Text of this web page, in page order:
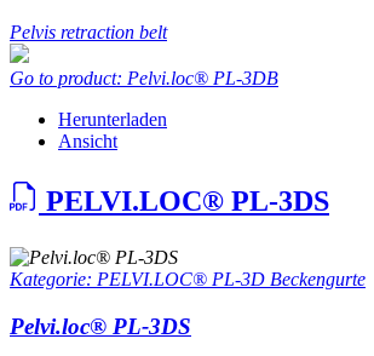
Pelvis retraction belt
Go to product: Pelvi.loc® PL-3DB
Herunterladen
Ansicht
PELVI.LOC® PL-3DS
Kategorie: PELVI.LOC® PL-3D Beckengurte
Pelvi.loc® PL-3DS